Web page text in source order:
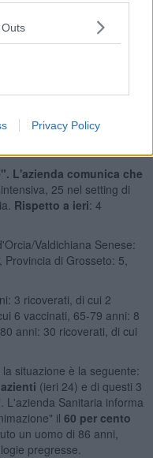
Privacy Policy
96 ragazzi tra
e 64 anni; 38tra65-79
L'azienda comunica che
25 nel setting di
Rispetto a ieri: 4
Valdichiana Senese:
di Grosseto: 5,
3 ricoverati, di cui 2
6 vaccinati, 65-79 anni: 8
anni: 30 ricoverati, di cui
situazione è la seguente:
(ieri 24) e di questi 3
L'azienda Sanitaria informa
il 60 per cento
un uomo di 86 anni,
pregresse.